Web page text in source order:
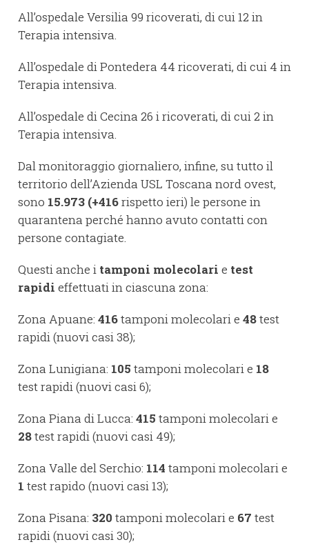
All’ospedale Versilia 99 ricoverati, di cui 12 in
Terapia intensiva.
All’ospedale di Pontedera 44 ricoverati, di cui 4 in
Terapia intensiva.
All’ospedale di Cecina 26 i ricoverati, di cui 2 in
Terapia intensiva.
Dal monitoraggio giornaliero, infine, su tutto il
territorio dell’Azienda USL Toscana nord ovest,
sono 15.973 (+416rispetto ieri) le persone in
quarantena perché hanno avuto contatti con
persone contagiate.
Questi anche i tamponi molecolari e test
rapidi effettuati in ciascuna zona:
Zona Apuane: 416tamponi molecolari e 48test
rapidi (nuovi casi 38);
Zona Lunigiana: 105 tamponi molecolari e 18
test rapidi (nuovi casi 6);
Zona Piana di Lucca: 415 tamponi molecolari e
28test rapidi (nuovi casi 49);
Zona Valle del Serchio: 114 tamponi molecolari e
1 test rapido (nuovi casi 13);
Zona Pisana: 320 tamponi molecolari e 67 test
rapidi (nuovi casi 30);